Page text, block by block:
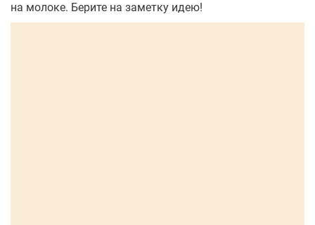
на молоке. Берите на заметку идею!